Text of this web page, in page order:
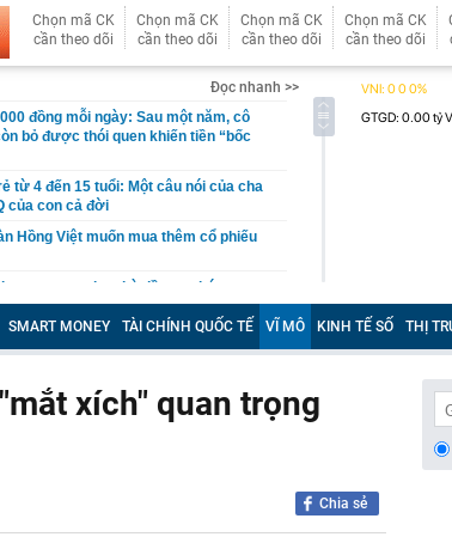
Chọn mã CK
cần theo dõi
Chọn mã CK
cần theo dõi
Chọn mã CK
cần theo dõi
Chọn mã CK
cần theo dõi
Đọc nhanh >>
đồng mỗi ngày: Sau một năm, cô
bỏ được thói quen khiến tiền “bốc
từ 4 đến 15 tuổi: Một câu nói của cha
của con cả đời
Hồng Việt muốn mua thêm cổ phiếu
trọng cho nhà đầu tư chứng
thu lớn hơn Vingroup, Petrolimex,
lớn nhất thế giới
8: Một ngân hàng lớn "lăn chốt", cổ
Trường
SMART MONEY TÀI CHÍNH QUỐC TẾ VĨ MÔ KINH TẾ SỐ THỊ
xích" quan trọng
Chia sẻ